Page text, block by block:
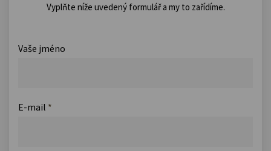
Vyplňte níže uvedený formulář a my to zařídíme.
Vaše jméno
E-mail *